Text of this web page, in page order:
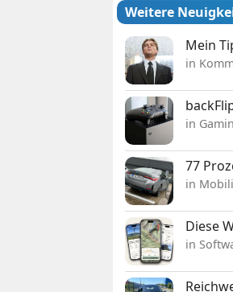
Weitere
Mein
in
in
77
in
Diese
in